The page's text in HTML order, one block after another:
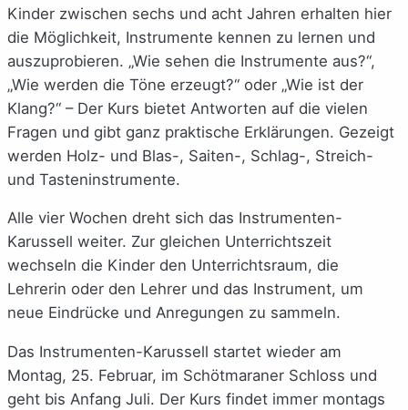
Kinder zwischen sechs und acht Jahren erhalten hier
die Möglichkeit, Instrumente kennen zu lernen und
auszuprobieren. „Wie sehen die Instrumente aus?“,
„Wie werden die Töne erzeugt?“ oder „Wie ist der
Klang?“ – Der Kurs bietet Antworten auf die vielen
Fragen und gibt ganz praktische Erklärungen. Gezeigt
werden Holz- und Blas-, Saiten-, Schlag-, Streich-
und Tasteninstrumente.
Alle vier Wochen dreht sich das Instrumenten-
Karussell weiter. Zur gleichen Unterrichtszeit
wechseln die Kinder den Unterrichtsraum, die
Lehrerin oder den Lehrer und das Instrument, um
neue Eindrücke und Anregungen zu sammeln.
Das Instrumenten-Karussell startet wieder am
Montag, 25. Februar, im Schötmaraner Schloss und
geht bis Anfang Juli. Der Kurs findet immer montags